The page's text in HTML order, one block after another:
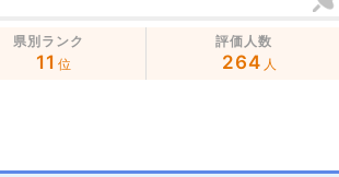
県別ランク
11 位
評価人数
264 人